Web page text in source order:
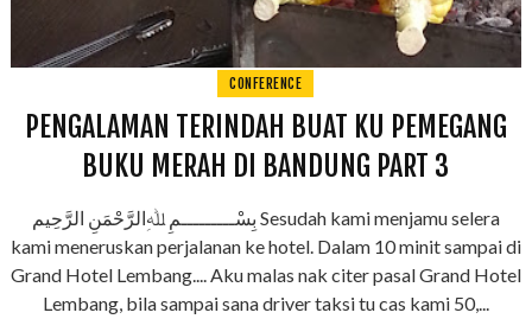
CONFERENCE
PENGALAMAN TERINDAH BUAT KU PEMEGANG
BUKU MERAH DI BANDUNG PART 3
بِسْـــــــــمِ ﷲِالرَّحْمَنِ الرَّحِيم Sesudah kami menjamu selera
kami meneruskan perjalanan ke hotel. Dalam 10 minit sampai di
Grand Hotel Lembang.... Aku malas nak citer pasal Grand Hotel
Lembang, bila sampai sana driver taksi tu cas kami 50,...